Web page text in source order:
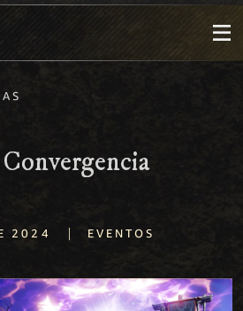
2024 | EVENTOS